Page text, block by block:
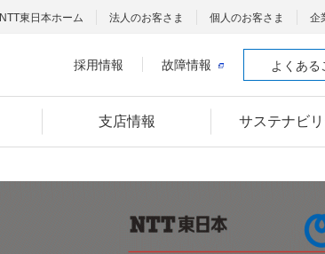
支店情報 サステナビリ
NTT東日本ホーム 法人のお客さま 個人のお客さま 企
採用情報 故障情報 よくある